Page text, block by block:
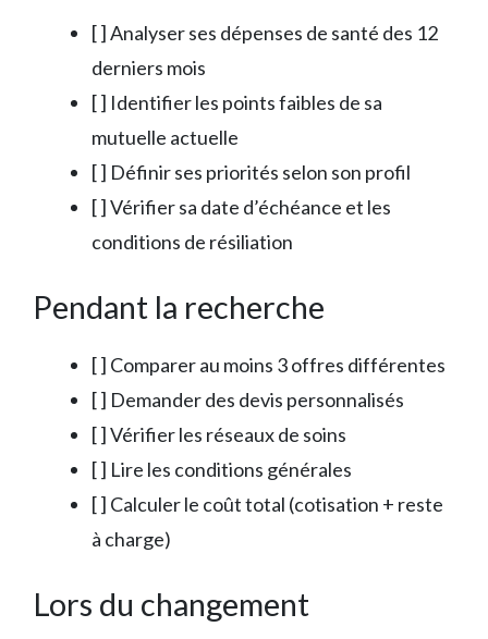
[ ] Analyser ses dépenses de santé des 12
derniers mois
[ ] Identifier les points faibles de sa
mutuelle actuelle
[ ] Définir ses priorités selon son profil
[ ] Vérifier sa date d’échéance et les
conditions de résiliation
Pendant la recherche
[ ] Comparer au moins 3 offres différentes
[ ] Demander des devis personnalisés
[ ] Vérifier les réseaux de soins
[ ] Lire les conditions générales
[ ] Calculer le coût total (cotisation + reste
à charge)
Lors du changement